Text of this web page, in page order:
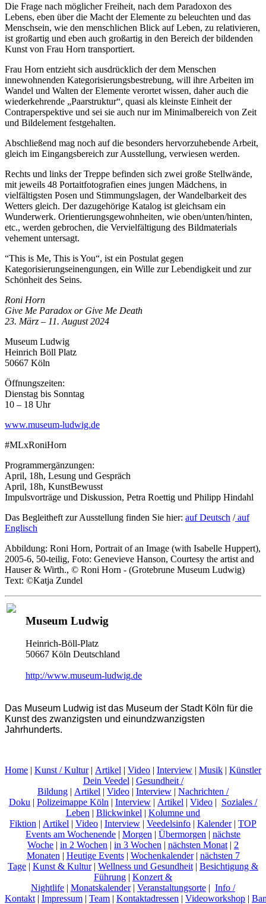
Die Frage nach möglicher Freiheit, nach dem Paradoxon des
Lebens, eben über die Macht der Elemente zu beleuchten und das
Menschsein, wie den menschlichen Blick auf Leben, zu relativieren,
ist großartig und eben auch großartig in den Bereich der bildenden
Kunst von Frau Horn transportiert.
Frau Horn entzieht sich ausdrücklich der dem Menschen
innewohnenden Kategorisierungsbestrebung, will ihre Arbeiten im
Wandel und Walten der Elemente verortet wissen, daher auch die
wiederkehrende „Paarstruktur“, quasi als kleinste Einheit der
Contraperspektive und sei sie auch nur im Minimalbereich von Zeit
und Bildelement festgehalten.
Abschließend mag noch auf die besonders hervorzuhebende Arbeit,
gleich im Eingangsbereich zur Ausstellung, verwiesen werden.
Rechts und links der Treppe befinden sich zwei große Stellwände,
mit jeweils 48 Portaitfotografien eines jungen Mädchens, in
vielfältigsten Posen und Stimmungslagen, der Wandelbarkeit des
Wetters gleich. Der dazugehörige Katalog ist gleichsam ein
Wunderwerk. Orientierungsgewohnheiten, wie oben/unten/hinten,
etc., werden gebrochen, die Vervielfältigung des Bildmaterials
vehement untersagt.
“This is Me, This is You“, ist ein Postulat gegen
Kategorisierungseinengungen, ein Wille zur Lebendigkeit und zur
Schönheit des Seins.
Roni Horn
Give Me Paradox or Give Me Death
23. März – 11. Au­­gust 2024
Museum Ludwig
Heinrich Böll Platz
50667 Köln
Öffnungszeiten:
Dienstag bis Sonntag
10 – 18 Uhr
www.museum-ludwig.de
#MLxRoniHorn
Programmergänzungen:
April, 18h, Lesung und Gespräch
April, 18h, KunstBewusst
Impulsvorträge und Diskussion, Petra Roettig und Philipp Hindahl
Das Be­­glei­theft zur Ausstel­lung fin­d­en Sie hi­er: auf Deutsch /auf
En­glisch
Abbildung: Roni Horn, Portrait of an Image (with Isabelle Huppert),
2005-6, 50-teilig, Foto: Genevieve Hanson, Courtesy the artist and
Hauser & Wirth., © Roni Horn - (Grotebrune Museum Ludwig)
Text: ©Katja Zundel
Museum Ludwig
Heinrich-Böll-Platz
50667 Köln Deutschland
http://www.museum-ludwig.de
Das Museum Ludwig ist das Museum der Stadt Köln für die
Kunst des zwanzigsten und einundzwanzigsten
Jahrhunderts.
Home | Kunst / Kultur| Artikel | Video | Interview | Musik | Künstler
Dein Veedel | Gesundheit /
Bildung | Artikel | Video | Interview | Nachrichten /
Doku | Polizeimappe Köln | Interview | Artikel | Video | Soziales /
Leben | Blickwinkel | Kolumne und
Fiktion | Artikel | Video | Interview | Veedelsinfo | Kalender| TOP
Events am Wochenende | Morgen | Übermorgen | nächste
Woche | in 2 Wochen | in 3 Wochen | nächsten Monat | 2
Monaten | Heutige Events| Wochenkalender| nächsten 7
Tage | Kunst & Kultur| Wellness und Gesundheit | Besichtigung &
Führung | Konzert &
Nightlife | Monatskalender| Veranstaltungsorte | Info /
Kontakt | Impressum | Team | Kontaktadressen | Videoworkshop |